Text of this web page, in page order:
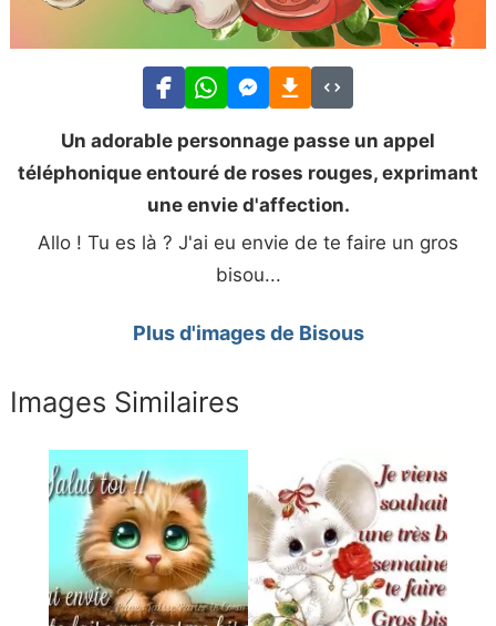
Un adorable personnage passe un appel
téléphonique entouré de roses rouges, exprimant
une envie d'affection.
Allo ! Tu es là ? J'ai eu envie de te faire un gros
bisou...
Plus d'images de Bisous
Images Similaires